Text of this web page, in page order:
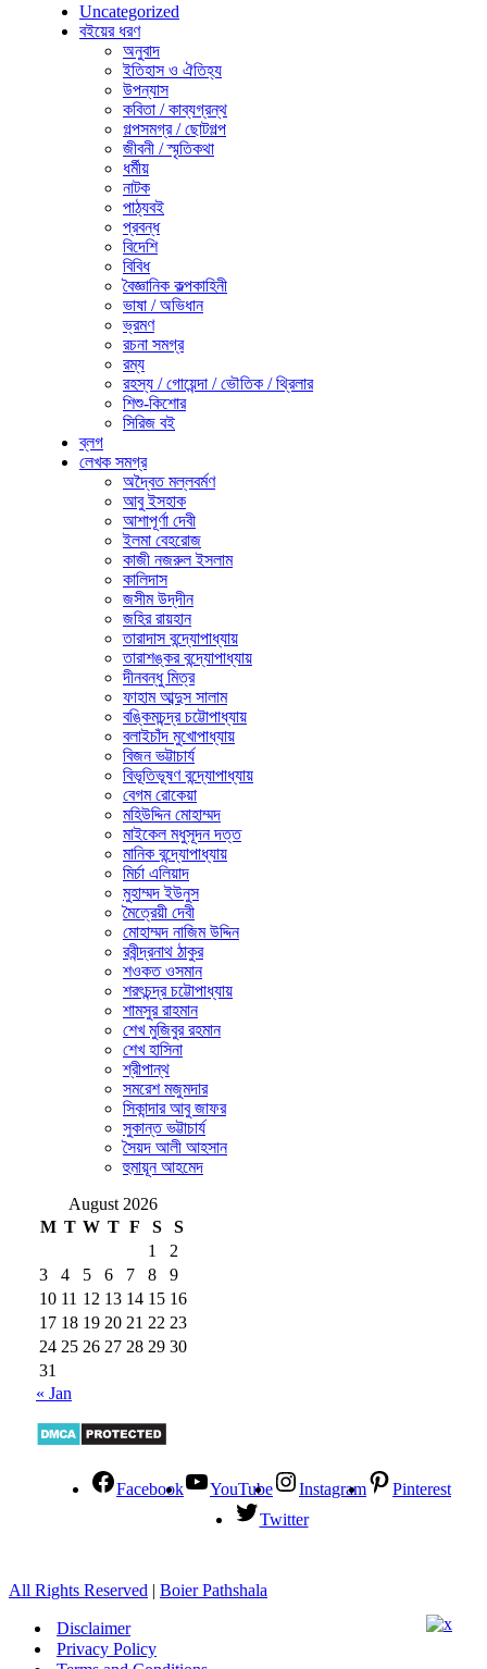
Uncategorized
বইয়ের ধরণ
অনুবাদ
ইতিহাস ও ঐতিহ্য
উপন্যাস
কবিতা / কাব্যগ্রন্থ
গল্পসমগ্র / ছোটগল্প
জীবনী / স্মৃতিকথা
ধর্মীয়
নাটক
পাঠ্যবই
প্রবন্ধ
বিদেশি
বিবিধ
বৈজ্ঞানিক কল্পকাহিনী
ভাষা / অভিধান
ভ্রমণ
রচনা সমগ্র
রম্য
রহস্য / গোয়েন্দা / ভৌতিক / থ্রিলার
শিশু-কিশোর
সিরিজ বই
ব্লগ
লেখক সমগ্র
অদ্বৈত মল্লবর্মণ
আবু ইসহাক
আশাপূর্ণা দেবী
ইলমা বেহরোজ
কাজী নজরুল ইসলাম
কালিদাস
জসীম উদ্‌দীন
জহির রায়হান
তারাদাস বন্দ্যোপাধ্যায়
তারাশঙ্কর বন্দ্যোপাধ্যায়
দীনবন্ধু মিত্র
ফাহাম আব্দুস সালাম
বঙ্কিমচন্দ্র চট্টোপাধ্যায়
বলাইচাঁদ মুখোপাধ্যায়
বিজন ভট্টাচার্য
বিভূতিভূষণ বন্দ্যোপাধ্যায়
বেগম রোকেয়া
মহিউদ্দিন মোহাম্মদ
মাইকেল মধুসূদন দত্ত
মানিক বন্দ্যোপাধ্যায়
মির্চা এলিয়াদ
মুহাম্মদ ইউনুস
মৈত্রেয়ী দেবী
মোহাম্মদ নাজিম উদ্দিন
রবীন্দ্রনাথ ঠাকুর
শওকত ওসমান
শরৎচন্দ্র চট্টোপাধ্যায়
শামসুর রাহমান
শেখ মুজিবুর রহমান
শেখ হাসিনা
শ্রীপান্থ
সমরেশ মজুমদার
সিকান্দার আবু জাফর
সুকান্ত ভট্টাচার্য
সৈয়দ আলী আহসান
হুমায়ূন আহমেদ
August 2026
M T W T F S
S
1
2
3
4 5 6 7 8
9
10 11 12 13 14 15 16
17 18 19 20 21 22 23
24 25 26 27 28 29 30
31
« Jan
Facebook YouTube Instagram
Pinterest
Twitter
All Rights Reserved | Boier Pathshala
Disclaimer
Privacy Policy